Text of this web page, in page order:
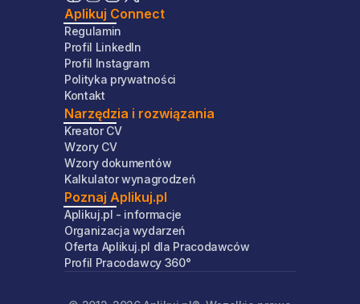
Aplikuj Connect
Regulamin
Profil LinkedIn
Profil Instagram
Polityka prywatności
Kontakt
Narzędzia i rozwiązania
Kreator CV
Wzory CV
Wzory dokumentów
Kalkulator wynagrodzeń
Poznaj Aplikuj.pl
Aplikuj.pl - informacje
Organizacja wydarzeń
Oferta Aplikuj.pl dla Pracodawców
Profil Pracodawcy 360°